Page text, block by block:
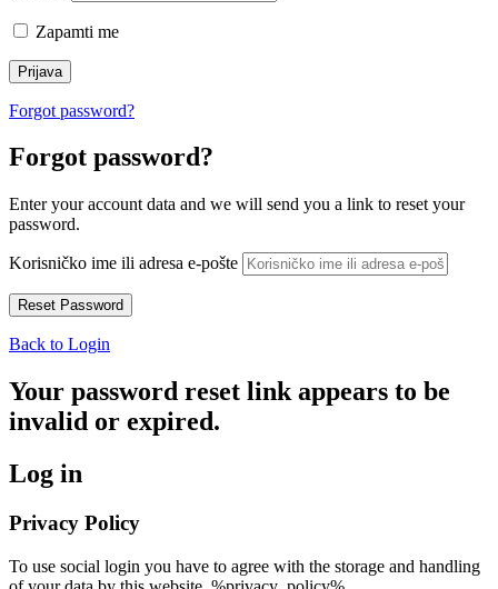
Zapamti me
Forgot password?
Forgot password?
Enter your account data and we will send you a link to reset your
password.
Korisničko ime ili adresa e-pošte
Back to Login
Your password reset link appears to be
invalid or expired.
Log in
Privacy Policy
To use social login you have to agree with the storage and handling